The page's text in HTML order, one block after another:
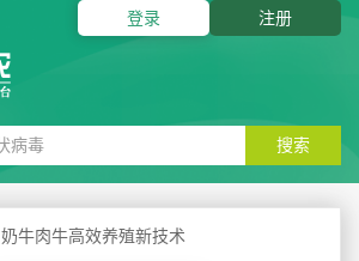
登录 注册
搜索
奶牛肉牛高效养殖新技术